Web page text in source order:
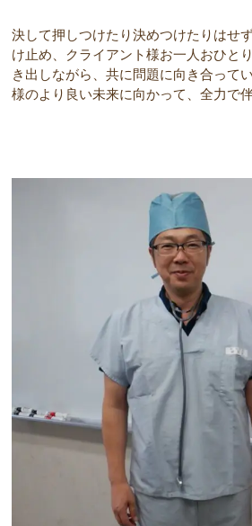
決して押しつけたり決めつけたりはせ
け止め、クライアント様お一人おひと
き出しながら、共に問題に向き合って
様のより良い未来に向かって、全力で